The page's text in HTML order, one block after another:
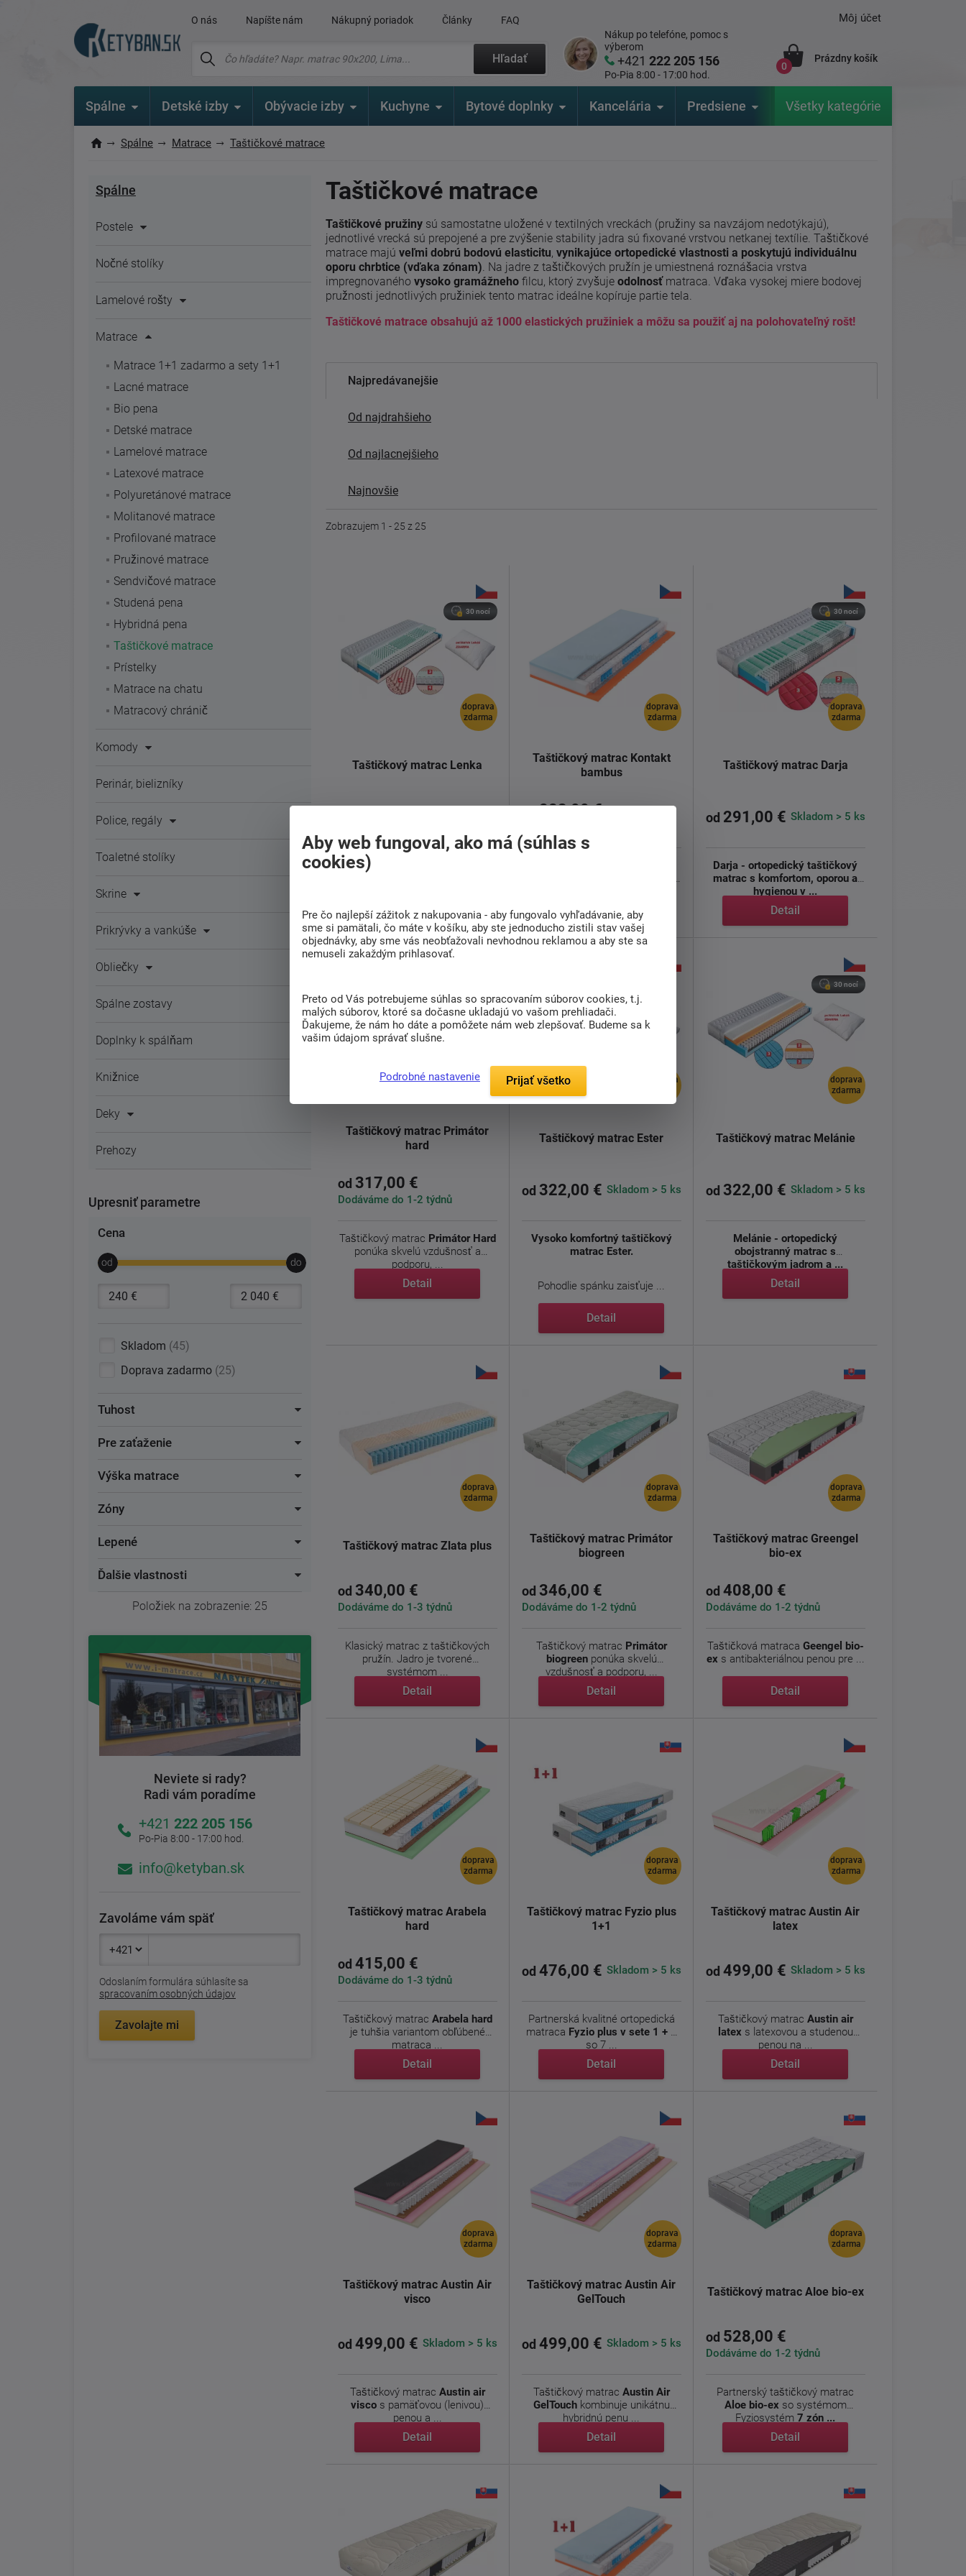
O nás Napíšte nám Nákupný poriadok Články FAQ
Hľadať
Nákup po telefóne, pomoc s
výberom
+421222 205 156
Po-Pia 8:00 - 17:00 hod.
Môj účet
0
Prázdny košík
Spálne Detské izby Obývacie izby Kuchyne Bytové doplnky Kancelária Predsiene Výrobcovia
Všetky kategórie
Spálne Matrace Taštičkové matrace
Spálne
Postele
Nočné stolíky
Lamelové rošty
Matrace
Matrace 1+1 zadarmo a sety 1+1
Lacné matrace
Bio pena
Detské matrace
Lamelové matrace
Latexové matrace
Polyuretánové matrace
Molitanové matrace
Profilované matrace
Pružinové matrace
Sendvičové matrace
Studená pena
Hybridná pena
Taštičkové matrace
Prístelky
Matrace na chatu
Matracový chránič
Komody
Perinár, bielizníky
Police, regály
Toaletné stolíky
Skrine
Prikrývky a vankúše
Obliečky
Spálne zostavy
Doplnky k spálňam
Knižnice
Deky
Prehozy
Upresniť parametre
Cena
Skladom 45
Doprava zadarmo 25
Tuhost
Pre zaťaženie
Výška matrace
Zóny
Lepené
Ďalšie vlastnosti
Položiek na zobrazenie: 25
Neviete si rady?
Radi vám poradíme
+421 222 205 156
Po-Pia 8:00 - 17:00 hod.
info@ketyban.sk
Zavoláme vám späť
Odoslaním formulára súhlasíte sa
spracovaním osobných údajov
Zavolajte mi
Taštičkové matrace
Taštičkové pružiny sú samostatne uložené v textilných vreckách (pružiny sa navzájom nedotýkajú),
jednotlivé vrecká sú prepojené a pre zvýšenie stability jadra sú fixované vrstvou netkanej textílie. Taštičkové
matrace majú veľmi dobrú bodovú elasticitu, vynikajúce ortopedické vlastnosti a poskytujú individuálnu
oporu chrbtice (vďaka zónam). Na jadre z taštičkových pružín je umiestnená roznášacia vrstva
impregnovaného vysoko gramážneho filcu, ktorý zvyšuje odolnosťmatraca. Vďaka vysokej miere bodovej
pružnosti jednotlivých pružiniek tento matrac ideálne kopíruje partie tela.
Taštičkové matrace obsahujú až 1000 elastických pružiniek a môžu sa použiť aj na polohovateľný rošt!
Najpredávanejšie
Od najdrahšieho
Od najlacnejšieho
Najnovšie
Zobrazujem 1 - 25 z 25
doprava
zdarma
30 nocí
Taštičkový matrac Lenka
Luxusný taštičkový matrac s
Detail
doprava
zdarma
Taštičkový matrac Kontakt
bambus
283,00 €
Detail
doprava
zdarma
30 nocí
Taštičkový matrac Darja
od 291,00 € Skladom > 5 ks
Darja - ortopedický taštičkový
matrac s komfortom, oporou a
hygienou v ...
Detail
doprava
Taštičkový matrac Primátor
hard
od 317,00 €
Dodáváme do 1-2 týdnů
Taštičkový matrac Primátor Hard
ponúka skvelú vzdušnosť a
podporu, ...
Detail
doprava
Taštičkový matrac Ester
od 322,00 € Skladom > 5 ks
Vysoko komfortný taštičkový
matrac Ester.
Pohodlie spánku zaisťuje ...
Detail
doprava
zdarma
30 nocí
Taštičkový matrac Melánie
od 322,00 € Skladom > 5 ks
Melánie - ortopedický
obojstranný matrac s
taštičkovým jadrom a ...
Detail
doprava
zdarma
Taštičkový matrac Zlata plus
od 340,00 €
Dodáváme do 1-3 týdnů
Klasický matrac z taštičkových
pružín. Jadro je tvorené
systémom ...
Detail
doprava
zdarma
Taštičkový matrac Primátor
biogreen
od 346,00 €
Dodáváme do 1-2 týdnů
Taštičkový matrac Primátor
biogreenponúka skvelú
vzdušnosť a podporu, ...
Detail
doprava
zdarma
Taštičkový matrac Greengel
bio-ex
od 408,00 €
Dodáváme do 1-2 týdnů
Taštičková matraca Geengel bio-
exs antibakteriálnou penou pre ...
Detail
doprava
zdarma
Taštičkový matrac Arabela
hard
od 415,00 €
Dodáváme do 1-3 týdnů
Taštičkový matrac Arabela hard
je tuhšia variantom obľúbené
matraca ...
Detail
doprava
zdarma
Taštičkový matrac Fyzio plus
1+1
od 476,00 € Skladom > 5 ks
Partnerská kvalitné ortopedická
matraca Fyzio plus v sete 1 + 1
so 7 ...
Detail
doprava
zdarma
Taštičkový matrac Austin Air
latex
od 499,00 € Skladom > 5 ks
Taštičkový matrac Austin air
latexs latexovou a studenou
penou na ...
Detail
doprava
zdarma
Taštičkový matrac Austin Air
visco
od 499,00 € Skladom > 5 ks
Taštičkový matrac Austin air
visco s pamäťovou (lenivou)
penou a ...
Detail
doprava
zdarma
Taštičkový matrac Austin Air
GelTouch
od 499,00 € Skladom > 5 ks
Taštičkový matrac Austin Air
GelTouchkombinuje unikátnu
hybridnú penu ...
Detail
doprava
zdarma
Taštičkový matrac Aloe bio-ex
od 528,00 €
Dodáváme do 1-2 týdnů
Partnerský taštičkový matrac
Aloe bio-exso systémom
Fyziosystém7 zón ...
Detail
Aby web fungoval, ako má (súhlas s
cookies)
Pre čo najlepší zážitok z nakupovania - aby fungovalo vyhľadávanie, aby
sme si pamätali, čo máte v košíku, aby ste jednoducho zistili stav vašej
objednávky, aby sme vás neobťažovali nevhodnou reklamou a aby ste sa
nemuseli zakaždým prihlasovať.
Preto od Vás potrebujeme súhlas so spracovaním súborov cookies, t.j.
malých súborov, ktoré sa dočasne ukladajú vo vašom prehliadači.
Ďakujeme, že nám ho dáte a pomôžete nám web zlepšovať. Budeme sa k
vašim údajom správať slušne.
Podrobné nastavenie Prijať všetko